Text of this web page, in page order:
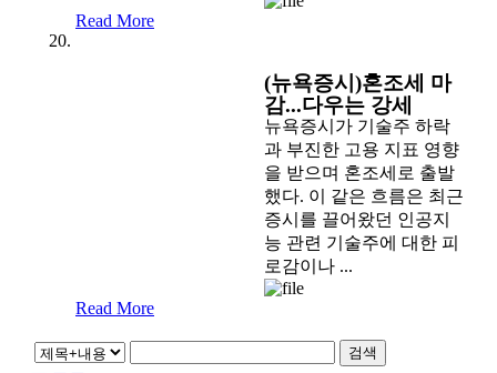
Read More
(뉴욕증시)혼조세 마
감...다우는 강세
뉴욕증시가 기술주 하락
과 부진한 고용 지표 영향
을 받으며 혼조세로 출발
했다. 이 같은 흐름은 최근
증시를 끌어왔던 인공지
능 관련 기술주에 대한 피
로감이나 ...
Read More
검색